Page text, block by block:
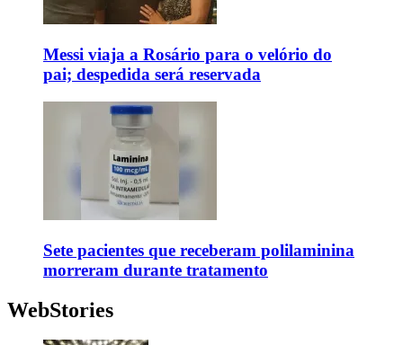
Messi viaja a Rosário para o velório do
pai; despedida será reservada
Sete pacientes que receberam polilaminina
morreram durante tratamento
WebStories